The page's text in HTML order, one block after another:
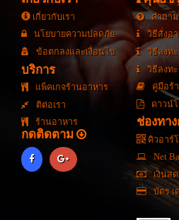
เกี่ยวกับเรา
นโยบายความปลดภัย
ข้อตกลงและเงื่อนไข
บริการ
แพ็คเกจร้านอาหาร
ติต่อเรา
ร้านอาหาร
กดติดตาม
คำถา
วิธีสั่งอ
วิธีลงท
วิธีลงท
คู่มือร้
ดาวน์
ช่องทา
คิวอาร์
Net
เงินสด
บัตร เ